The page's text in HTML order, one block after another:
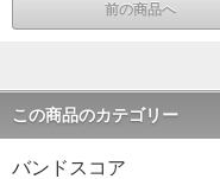
前の商品へ
この商品のカテゴリー
バンドスコア